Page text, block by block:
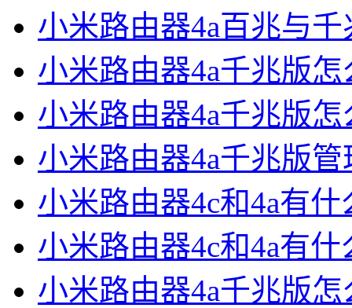
小米路由器4a百兆与
小米路由器4a千兆版
小米路由器4a千兆版
小米路由器4a千兆版
小米路由器4c和4a有什
小米路由器4c和4a有什
小米路由器4a千兆版